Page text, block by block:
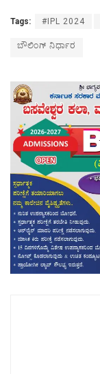
Tags: #IPL 2024
ಬೌಲಿಂಗ್ ನಿರ್ಧಾರ